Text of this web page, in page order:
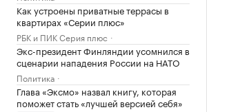
Как устроены приватные террасы в
квартирах «Серии плюс»
РБК и ПИК Серия плюс
Экс-президент Финляндии усомнился в
сценарии нападения России на НАТО
Политика
Глава «Эксмо» назвал книгу, которая
поможет стать «лучшей версией себя»